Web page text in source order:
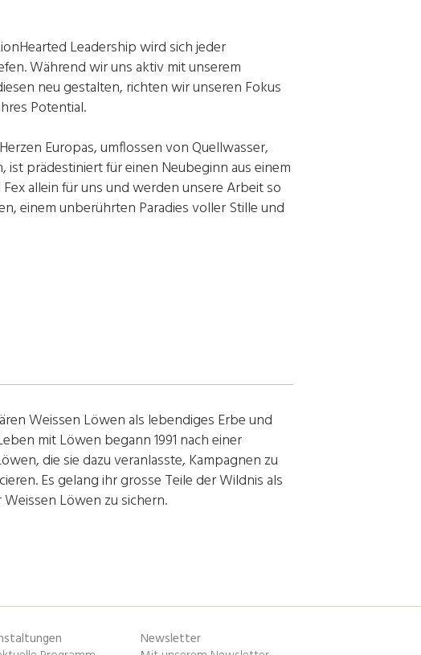
Leadership wird sich jeder
Während wir uns aktiv mit unserem
neu gestalten, richten wir unseren Fokus
Potential.
Europas, umflossen von Quellwasser,
prädestiniert für einen Neubeginn aus einem
allein für uns und werden unsere Arbeit so
einem unberührten Paradies voller Stille und
Weissen Löwen als lebendiges Erbe und
mit Löwen begann 1991 nach einer
die sie dazu veranlasste, Kampagnen zu
Es gelang ihr grosse Teile der Wildnis als
Löwen zu sichern.
Newsletter